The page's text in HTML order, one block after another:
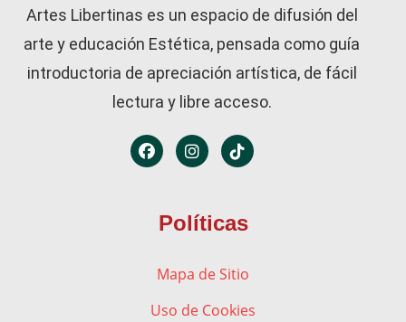
Artes Libertinas es un espacio de difusión del
arte y educación Estética, pensada como guía
introductoria de apreciación artística, de fácil
lectura y libre acceso.
Políticas
Mapa de Sitio
Uso de Cookies